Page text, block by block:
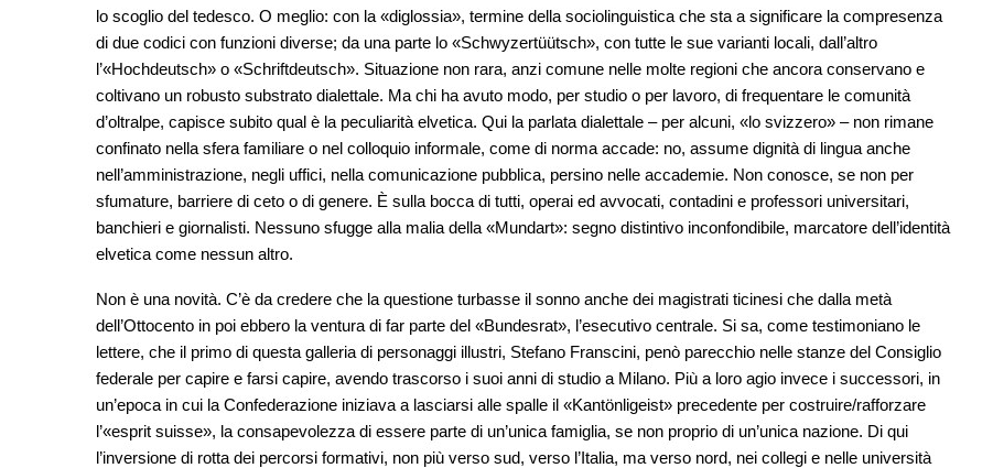
lo scoglio del tedesco. O meglio: con la «diglossia», termine della sociolinguistica che sta a significare la compresenza
di due codici con funzioni diverse; da una parte lo «Schwyzertüütsch», con tutte le sue varianti locali, dall’altro
l’«Hochdeutsch» o «Schriftdeutsch». Situazione non rara, anzi comune nelle molte regioni che ancora conservano e
coltivano un robusto substrato dialettale. Ma chi ha avuto modo, per studio o per lavoro, di frequentare le comunità
d’oltralpe, capisce subito qual è la peculiarità elvetica. Qui la parlata dialettale – per alcuni, «lo svizzero» – non rimane
confinato nella sfera familiare o nel colloquio informale, come di norma accade: no, assume dignità di lingua anche
nell’amministrazione, negli uffici, nella comunicazione pubblica, persino nelle accademie. Non conosce, se non per
sfumature, barriere di ceto o di genere. È sulla bocca di tutti, operai ed avvocati, contadini e professori universitari,
banchieri e giornalisti. Nessuno sfugge alla malia della «Mundart»: segno distintivo inconfondibile, marcatore dell’identità
elvetica come nessun altro.
Non è una novità. C’è da credere che la questione turbasse il sonno anche dei magistrati ticinesi che dalla metà
dell’Ottocento in poi ebbero la ventura di far parte del «Bundesrat», l’esecutivo centrale. Si sa, come testimoniano le
lettere, che il primo di questa galleria di personaggi illustri, Stefano Franscini, penò parecchio nelle stanze del Consiglio
federale per capire e farsi capire, avendo trascorso i suoi anni di studio a Milano. Più a loro agio invece i successori, in
un’epoca in cui la Confederazione iniziava a lasciarsi alle spalle il «Kantönligeist» precedente per costruire/rafforzare
l’«esprit suisse», la consapevolezza di essere parte di un’unica famiglia, se non proprio di un’unica nazione. Di qui
l’inversione di rotta dei percorsi formativi, non più verso sud, verso l’Italia, ma verso nord, nei collegi e nelle università